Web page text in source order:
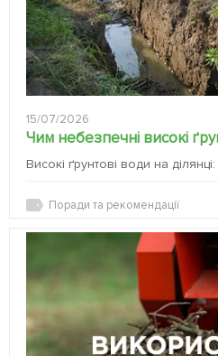
15/07/2026
Чим небезпечні високі
Високі ґрунтові води на
Поради та рекомендації